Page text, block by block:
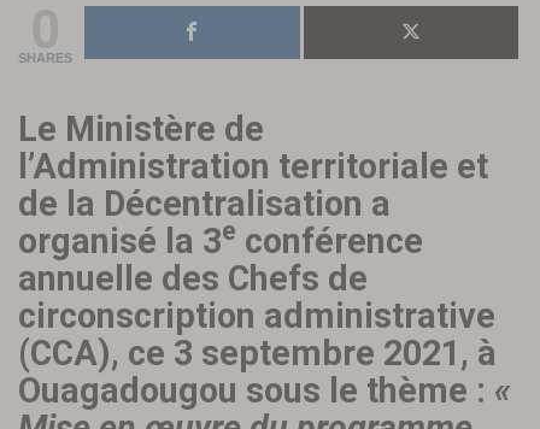
SHARES
Le Ministère de
l’Administration territoriale et
de la Décentralisation a
organisé la 3e conférence
annuelle des Chefs de
circonscription administrative
(CCA), ce 3 septembre 2021, à
Ouagadougou sous le thème : «